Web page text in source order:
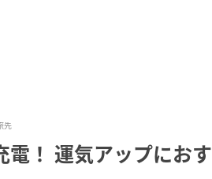
先
！ 運気アップにお